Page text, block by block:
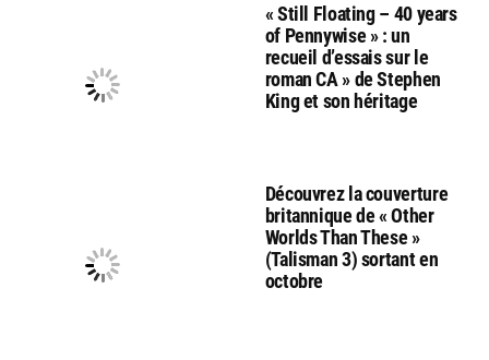
« Still Floating – 40 years
of Pennywise » : un
recueil d’essais sur le
roman CA » de Stephen
King et son héritage
Découvrez la couverture
britannique de « Other
Worlds Than These »
(Talisman 3) sortant en
octobre